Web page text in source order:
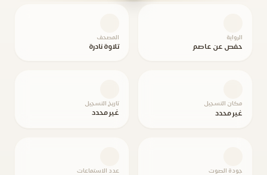
الرواية
حفص عن عاصم
المصحف
تلاوة نادرة
مكان التسجيل
غير محدد
تاريخ التسجيل
غير محدد
جودة الصوت عدد الاستماعات